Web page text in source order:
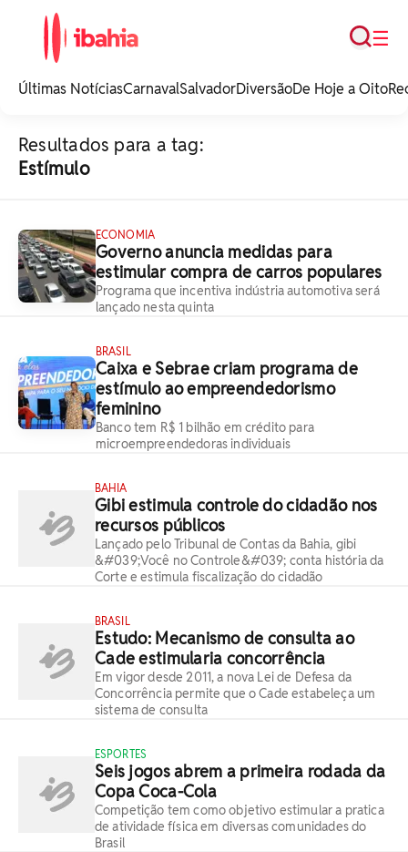
noticias e
☰
Busca
Últimas NotíciasCarnavalSalvadorDiversãoDe Hoje a Oito
Resultados para a tag:
Estímulo
ECONOMIA
Governo anuncia medidas para
estimular compra de carros populares
Programa que incentiva indústria automotiva será
lançado nesta quinta
BRASIL
Caixa e Sebrae criam programa de
estímulo ao empreendedorismo
feminino
Banco tem R$ 1 bilhão em crédito para
microempreendedoras individuais
BAHIA
Gibi estimula controle do cidadão nos
recursos públicos
Lançado pelo Tribunal de Contas da Bahia, gibi
&#039;Você no Controle&#039; conta história da
Corte e estimula fiscalização do cidadão
BRASIL
Estudo: Mecanismo de consulta ao
Cade estimularia concorrência
Em vigor desde 2011, a nova Lei de Defesa da
Concorrência permite que o Cade estabeleça um
sistema de consulta
ESPORTES
Seis jogos abrem a primeira rodada da
Copa Coca-Cola
Competição tem como objetivo estimular a pratica
de atividade física em diversas comunidades do
Brasil